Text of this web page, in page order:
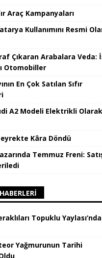
Araç Kampanyaları
Kullanımını Resmi
Çıkaran Arabalara Veda:
Otomobiller
En Çok Satılan Sıfır
A2 Modeli Elektrikli
Kâra Döndü
Temmuz Freni:
Topuklu Yaylası’nda
Yağmurunun Tarihi